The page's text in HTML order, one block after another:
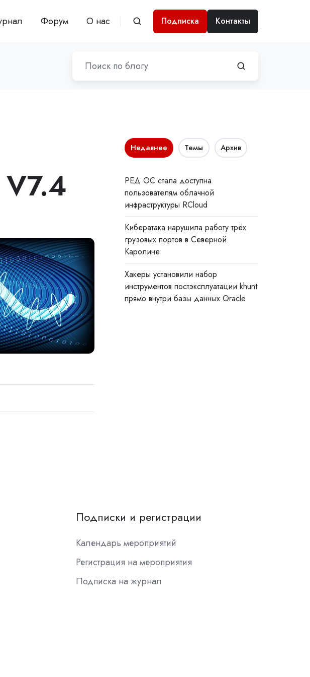
Форум О нас Подписка Контакты
V7.4
Недавнее Темы Архив
РЕД ОС стала доступна
пользователям облачной
инфраструктуры RCloud
Кибератака нарушила работу трёх
грузовых портов в Северной
Каролине
Хакеры установили набор
инструментов постэксплуатации khunt
прямо внутри базы данных Oracle
Подписки и регистрации
Календарь мероприятий
Регистрация на мероприятия
Подписка на журнал